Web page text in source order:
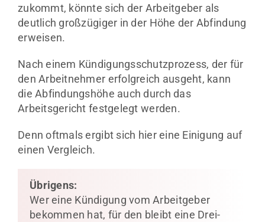
zukommt, könnte sich der Arbeitgeber als
deutlich großzügiger in der Höhe der Abfindung
erweisen.
Nach einem Kündigungsschutzprozess, der für
den Arbeitnehmer erfolgreich ausgeht, kann
die Abfindungshöhe auch durch das
Arbeitsgericht festgelegt werden.
Denn oftmals ergibt sich hier eine Einigung auf
einen Vergleich.
Übrigens:
Wer eine Kündigung vom Arbeitgeber
bekommen hat, für den bleibt eine Drei-